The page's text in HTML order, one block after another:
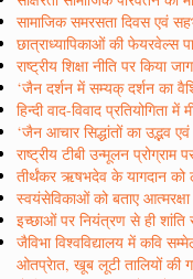
सामाजिक समरसता दिवस एवं
छात्राध्यापिकाओं की फेयरवेल्स
राष्ट्रीय शिक्षा नीति पर किया
‘जैन दर्शन में सम्यक् दर्शन का
हिन्दी वाद-विवाद प्रतियोगिता
‘जैन आचार सिद्धांतों का उद्भव
राष्ट्रीय टीबी उन्मूलन
तीर्थंकर ऋषभदेव के यागदान
स्वयंसेविकाओं को बताए
इच्छाओं पर नियंत्रण से ही शांति
जैविभा विश्वविद्यालय में कवि
ओतप्रेात, खूब लूटी तालियों की